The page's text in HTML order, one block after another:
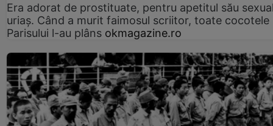
Era adorat de prostituate, pentru apetitul său
uriaș. Când a murit faimosul scriitor, toate cocotele
Parisului l-au plâns okmagazine.ro